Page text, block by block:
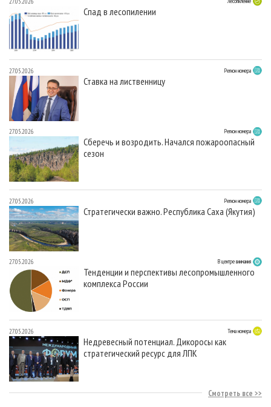
Спад в лесопилении
27.05.2026 Регион номера
Ставка на лиственницу
27.05.2026 Регион номера
Сберечь и возродить. Начался пожароопасный
сезон
27.05.2026 Регион номера
Стратегически важно. Республика Саха (Якутия)
27.05.2026 В центре внимания
Тенденции и перспективы лесопромышленного
комплекса России
27.05.2026 Тема номера
Недревесный потенциал. Дикоросы как
стратегический ресурс для ЛПК
Смотреть все